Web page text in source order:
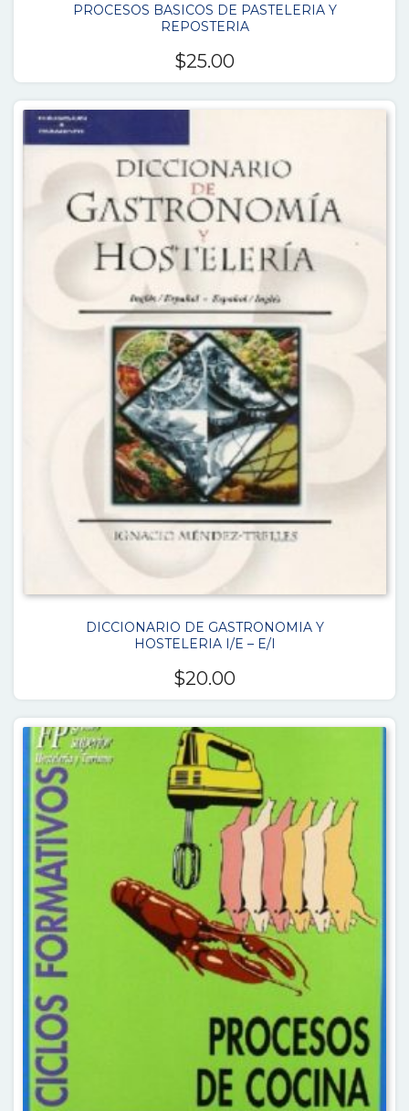
PROCESOS BASICOS DE PASTELERIA Y
REPOSTERIA
$25.00
DICCIONARIO DE GASTRONOMIA Y
HOSTELERIA I/E – E/I
$20.00